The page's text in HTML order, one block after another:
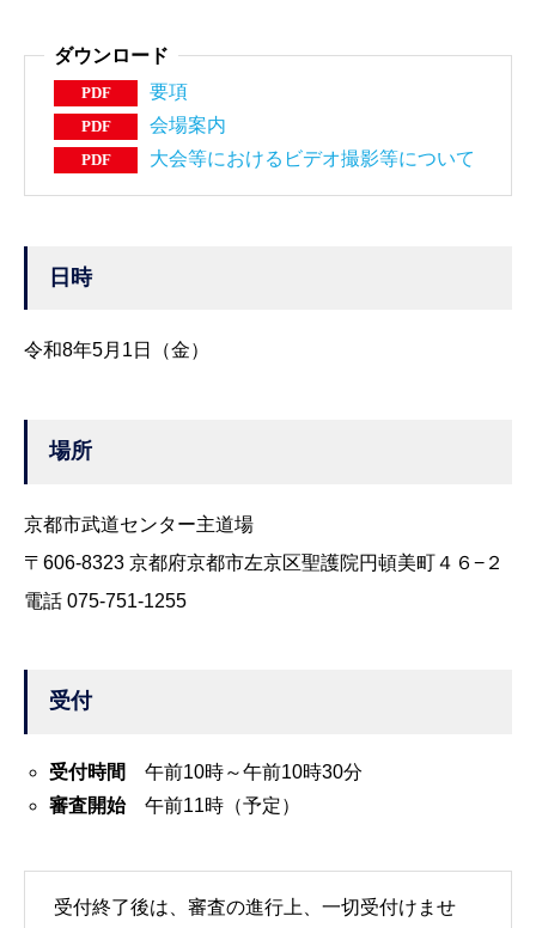
ダウンロード
PDF 要項
PDF 会場案内
PDF 大会等におけるビデオ撮影等について
日時
令和8年5月1日（金）
場所
京都市武道センター主道場
〒606-8323 京都府京都市左京区聖護院円頓美町４６−２
電話 075-751-1255
受付
受付時間
午前10時～午前10時30分
審査開始午前11時（予定）
受付終了後は、審査の進行上、一切受付けませ